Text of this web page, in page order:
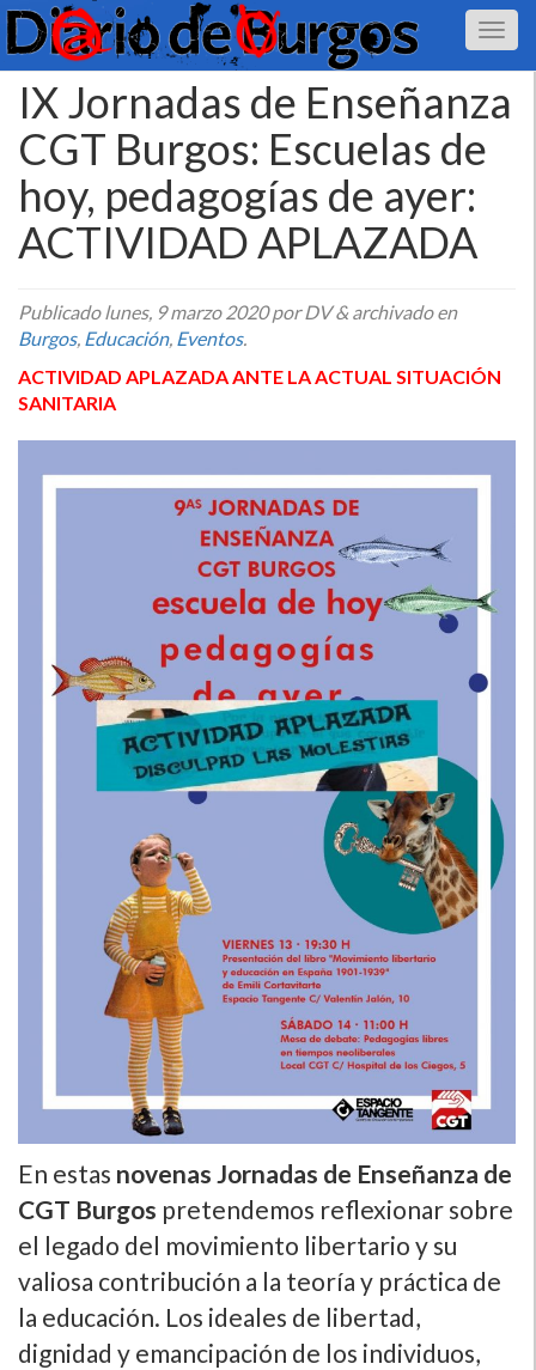
IX Jornadas de Enseñanza
CGT Burgos: Escuelas de
hoy, pedagogías de ayer:
ACTIVIDAD APLAZADA
Publicadolunes, 9 marzo 2020por DV&archivado en
Burgos, Educación, Eventos.
ACTIVIDAD APLAZADA ANTE LA ACTUAL SITUACIÓN
SANITARIA
En estas novenas Jornadas de Enseñanza de
CGT Burgos pretendemos reflexionar sobre
el legado del movimiento libertario y su
valiosa contribución a la teoría y práctica de
la educación. Los ideales de libertad,
dignidad y emancipación de los individuos,